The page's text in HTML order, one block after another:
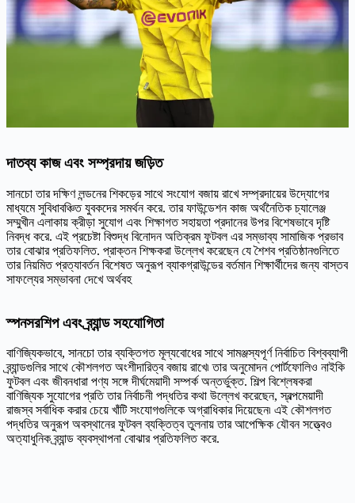
দাতব্য কাজ এবং সম্প্রদায় জড়িত
সানচো তার দক্ষিণ লন্ডনের শিকড়ের সাথে সংযোগ বজায় রাখে সম্প্রদায়ের উদ্যোগের
মাধ্যমে সুবিধাবঞ্চিত যুবকদের সমর্থন করে. তার ফাউন্ডেশন কাজ অর্থনৈতিক চ্যালেঞ্জ
সম্মুখীন এলাকায় ক্রীড়া সুযোগ এবং শিক্ষাগত সহায়তা প্রদানের উপর বিশেষভাবে দৃষ্টি
নিবদ্ধ করে. এই প্রচেষ্টা বিশুদ্ধ বিনোদন অতিক্রম ফুটবল এর সম্ভাব্য সামাজিক প্রভাব
তার বোঝার প্রতিফলিত. প্রাক্তন শিক্ষকরা উল্লেখ করেছেন যে শৈশব প্রতিষ্ঠানগুলিতে
তার নিয়মিত প্রত্যাবর্তন বিশেষত অনুরূপ ব্যাকগ্রাউন্ডের বর্তমান শিক্ষার্থীদের জন্য বাস্তব
সাফল্যের সম্ভাবনা দেখে অর্থবহ
স্পনসরশিপ এবং ব্র্যান্ড সহযোগিতা
বাণিজ্যিকভাবে, সানচো তার ব্যক্তিগত মূল্যবোধের সাথে সামঞ্জস্যপূর্ণ নির্বাচিত বিশ্বব্যাপী
ব্র্যান্ডগুলির সাথে কৌশলগত অংশীদারিত্ব বজায় রাখে৷ তার অনুমোদন পোর্টফোলিও নাইকি
ফুটবল এবং জীবনধারা পণ্য সঙ্গে দীর্ঘমেয়াদী সম্পর্ক অন্তর্ভুক্ত. শিল্প বিশ্লেষকরা
বাণিজ্যিক সুযোগের প্রতি তার নির্বাচনী পদ্ধতির কথা উল্লেখ করেছেন, স্বল্পমেয়াদী
রাজস্ব সর্বাধিক করার চেয়ে খাঁটি সংযোগগুলিকে অগ্রাধিকার দিয়েছেন৷ এই কৌশলগত
পদ্ধতির অনুরূপ অবস্থানের ফুটবল ব্যক্তিত্ব তুলনায় তার আপেক্ষিক যৌবন সত্ত্বেও
অত্যাধুনিক ব্র্যান্ড ব্যবস্থাপনা বোঝার প্রতিফলিত করে.